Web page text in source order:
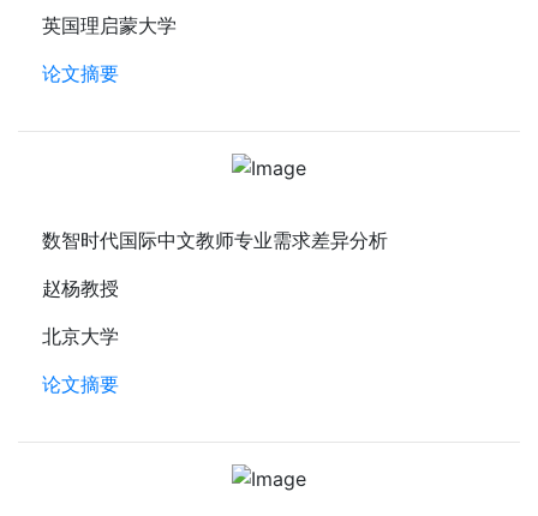
英国理启蒙大学
论文摘要
数智时代国际中文教师专业需求差异分析
赵杨教授
北京大学
论文摘要